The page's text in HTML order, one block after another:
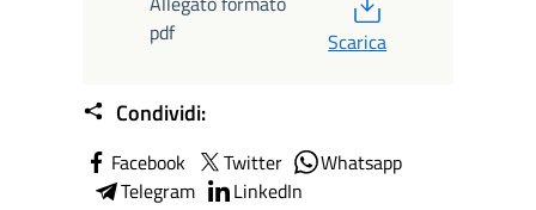
pdf
Scarica
Condividi:
Facebook Twitter
Whatsapp
Telegram
LinkedIn